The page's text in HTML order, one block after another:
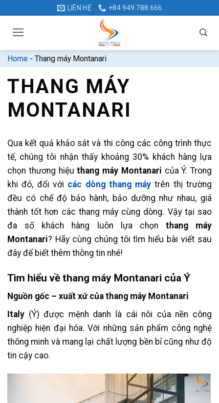
dung
LIÊN HỆ +84 949.788.666
Home - Thang máy Montanari
THANG MÁY
MONTANARI
Qua kết quả khảo sát và thi công các công trình thực
tế, chúng tôi nhận thấy khoảng 30% khách hàng lựa
chọn thương hiệuthang máy Montanari của Ý. Trong
khi đó, đối với các dòng thang máy trên thị trường
đều có chế độ bảo hành, bảo dưỡng như nhau, giá
thành tốt hơn các thang máy cùng dòng. Vậy tại sao
đa số khách hàng luôn lựa chọn thang máy
Montanari? Hãy cùng chúng tôi tìm hiểu bài viết sau
đây để biết thêm thông tin nhé!
Tìm hiểu về thang máy Montanari của Ý
Nguồn gốc – xuất xứ của thang máy Montanari
Italy (Ý) được mệnh danh là cái nôi của nền công
nghiệp hiện đại hóa. Với những sản phẩm công nghệ
thông minh và mang lại chất lượng bền bỉ cũng như độ
tin cậy cao.